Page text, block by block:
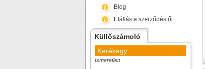
Blog
Elállás a szerződéstől
Küllőszámoló
Kerékagy
Ismeretlen